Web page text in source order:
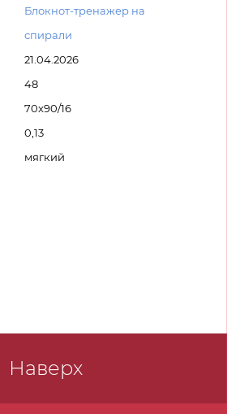
Блокнот-тренажер на
спирали
21.04.2026
48
70x90/16
0,13
мягкий
Наверх